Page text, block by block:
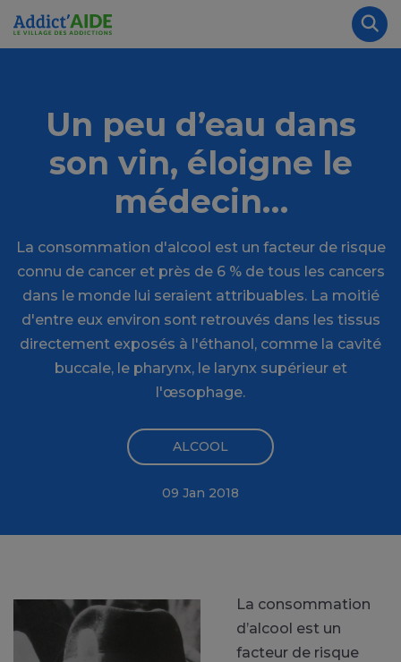
Aller au contenu principal
Un peu d’eau dans
son vin, éloigne le
médecin…
La consommation d'alcool est un facteur de risque
connu de cancer et près de 6 % de tous les cancers
dans le monde lui seraient attribuables. La moitié
d'entre eux environ sont retrouvés dans les tissus
directement exposés à l'éthanol, comme la cavité
buccale, le pharynx, le larynx supérieur et
l'œsophage.
ALCOOL
09 Jan 2018
La consommation
d’alcool est un
facteur de risque
Panneau de gestion des cookies